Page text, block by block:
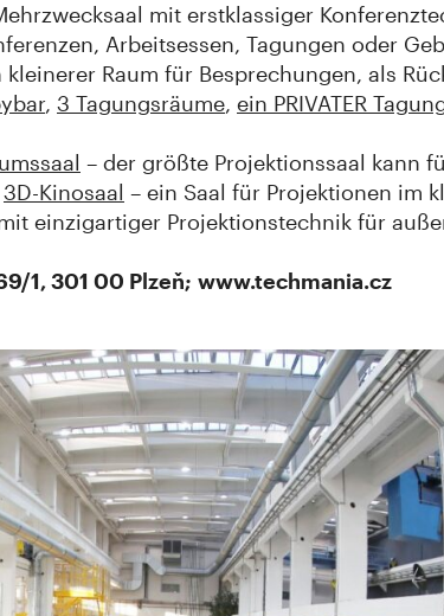
mit erstklassiger
Arbeitsessen, Tagungen oder
kleinerer Raum für Besprechungen, als
, 3 Tagungsräume, ein PRIVATER
– der größte Projektionssaal kann
3D-Kinosaal – ein Saal für Projektionen im
einzigartiger Projektionstechnik für
1, 301 00 Plzeň; www.techmania.cz